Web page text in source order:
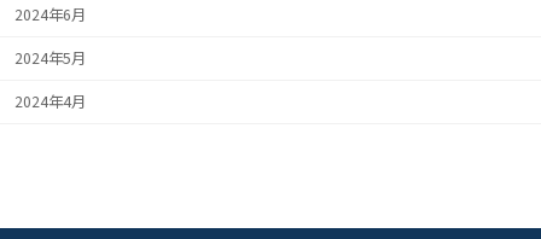
2024年6月
2024年5月
2024年4月